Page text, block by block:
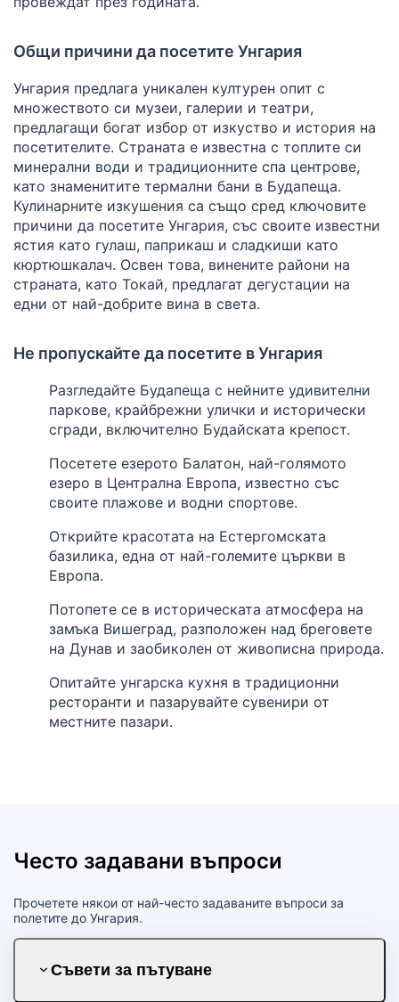
Общи причини да посетите Унгария
Унгария предлага уникален културен опит с
множеството си музеи, галерии и театри,
предлагащи богат избор от изкуство и история на
посетителите. Страната е известна с топлите си
минерални води и традиционните спа центрове,
като знаменитите термални бани в Будапеща.
Кулинарните изкушения са също сред ключовите
причини да посетите Унгария, със своите известни
ястия като гулаш, паприкаш и сладкиши като
кюртюшкалач. Освен това, винените райони на
страната, като Токай, предлагат дегустации на
едни от най-добрите вина в света.
Не пропускайте да посетите в Унгария
Разгледайте Будапеща с нейните удивителни
паркове, крайбрежни улички и исторически
сгради, включително Будайската крепост.
Посетете езерото Балатон, най-голямото
езеро в Централна Европа, известно със
своите плажове и водни спортове.
Открийте красотата на Естергомската
базилика, една от най-големите църкви в
Европа.
Потопете се в историческата атмосфера на
замъка Вишеград, разположен над бреговете
на Дунав и заобиколен от живописна природа.
Опитайте унгарска кухня в традиционни
ресторанти и пазарувайте сувенири от
местните пазари.
Често задавани въпроси
Прочетете някои от най-често задаваните въпроси за
полетите до Унгария.
Съвети за пътуване